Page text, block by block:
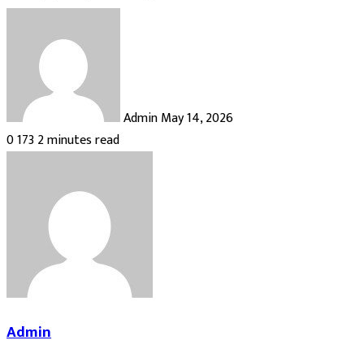
AdminMay 14, 2026
0173 2 minutes read
Admin